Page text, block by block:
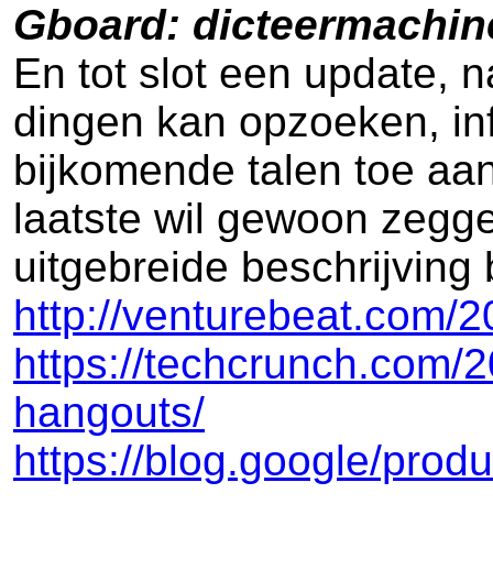
Gboard:
En tot slot een update,
dingen kan opzoeken,
bijkomende talen toe
laatste wil gewoon
uitgebreide beschrijving
http://venturebeat.com/
https://techcrunch.com/
hangouts/
https://blog.google/